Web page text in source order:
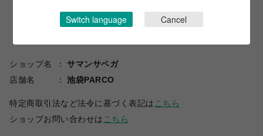
ショップ名
サマンサベガ
店舗名
池袋PARCO
特定商取引法など法令に基づく表記は こちら
ショップお問い合わせは こちら
Switch language Cancel